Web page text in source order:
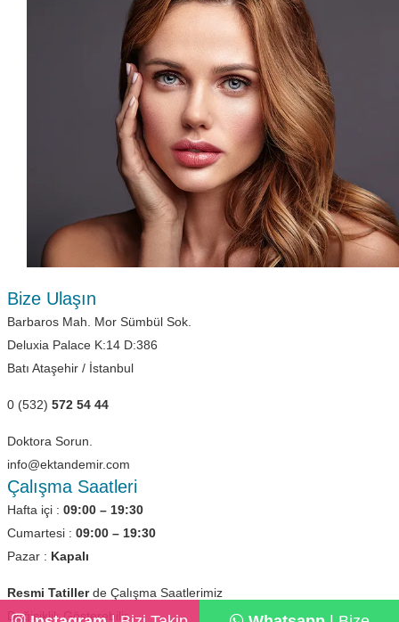
Bize Ulaşın
Barbaros Mah. Mor Sümbül Sok.
Deluxia Palace K:14 D:386
Batı Ataşehir / İstanbul
0 (532) 572 54 44
Doktora Sorun.
info@ektandemir.com
Çalışma Saatleri
Hafta içi : 09:00 – 19:30
Cumartesi : 09:00 – 19:30
Pazar : Kapalı
Resmi Tatillerde Çalışma Saatlerimiz
Değişiklik Gösterebilir.